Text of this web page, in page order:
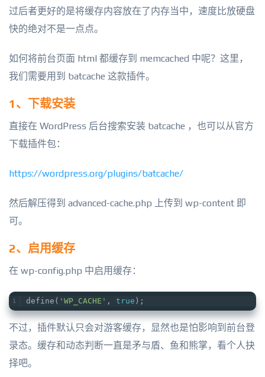
过后者更好的是将缓存内容放在了内存当中，速度比放硬盘
快的绝对不是一点点。
如何将前台页面 html 都缓存到 memcached 中呢？这里，
我们需要用到 batcache 这款插件。
1、下载安装
直接在 WordPress 后台搜索安装 batcache ，也可以从官方
下载插件包：
https://wordpress.org/plugins/batcache/
然后解压得到 advanced-cache.php 上传到 wp-content 即
可。
2、启用缓存
在 wp-config.php 中启用缓存：
define( 'WP_CACHE' , true );
不过，插件默认只会对游客缓存，显然也是怕影响到前台登
录态。缓存和动态判断一直是矛与盾、鱼和熊掌，看个人抉
择吧。